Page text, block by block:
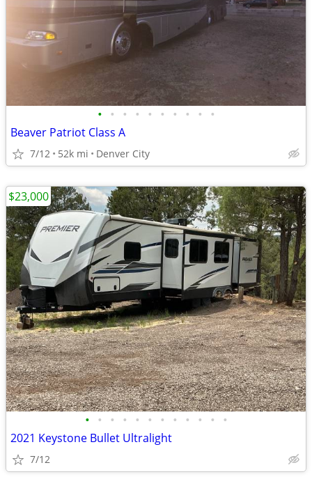
• • • • • • • • • •
Beaver Patriot Class A
7/12 52k mi Denver City
• • • • • • • • • • • •
2021 Keystone Bullet Ultralight
7/12
$23,000